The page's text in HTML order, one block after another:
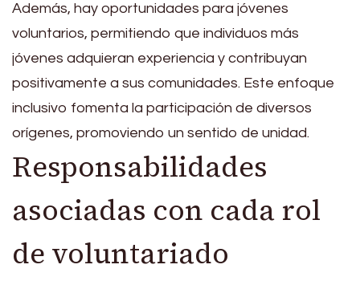
Además, hay oportunidades para jóvenes
voluntarios, permitiendo que individuos más
jóvenes adquieran experiencia y contribuyan
positivamente a sus comunidades. Este enfoque
inclusivo fomenta la participación de diversos
orígenes, promoviendo un sentido de unidad.
Responsabilidades
asociadas con cada rol
de voluntariado